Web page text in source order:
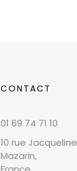
CONTACT
01 69 74 71 10
10 rue Jacqueline
Mazarin,